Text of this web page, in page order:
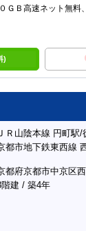
Ｂ高速ネット無料
)
ＪＲ山陰本線 円町駅/
都市地下鉄東西線
都府京都市中京区
階建 / 築4年